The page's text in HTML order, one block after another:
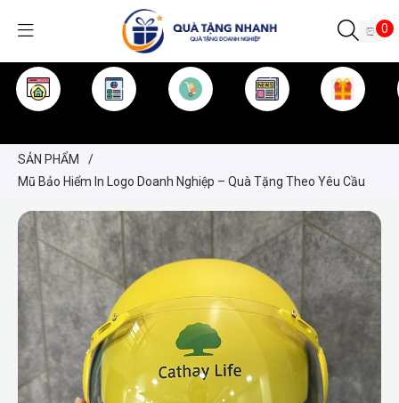
0
SẢN PHẨM
/
Mũ Bảo Hiểm In Logo Doanh Nghiệp – Quà Tặng Theo Yêu Cầu